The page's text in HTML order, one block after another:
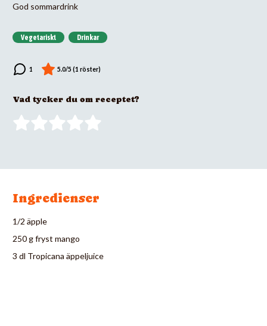
God sommardrink
Vegetariskt Drinkar
Vad tycker du om receptet?
Ingredienser
1/2 äpple
250 g fryst mango
3 dl Tropicana äppeljuice